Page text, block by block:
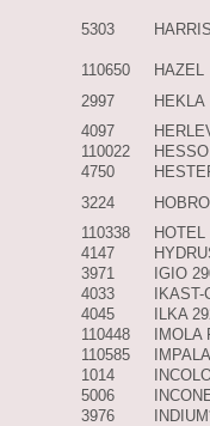
5303
110650
HAZEL
2997
HEKLA
4097
110022
4750
3224
110338
HOTEL
4147
3971
IGIO
4033
4045
ILKA
110448
IMOLA
110585
IMPALA
1014
5006
3976